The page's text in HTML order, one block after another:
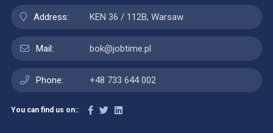
Address: KEN 36 / 112B, Warsaw
Mail: bok@jobtime.pl
Phone: +48 733 644 002
You can find us on::